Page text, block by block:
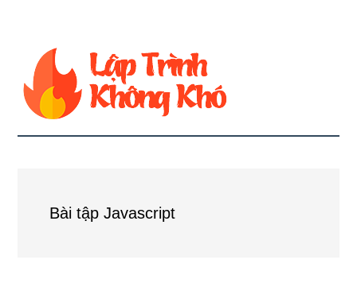
Bài tập Javascript